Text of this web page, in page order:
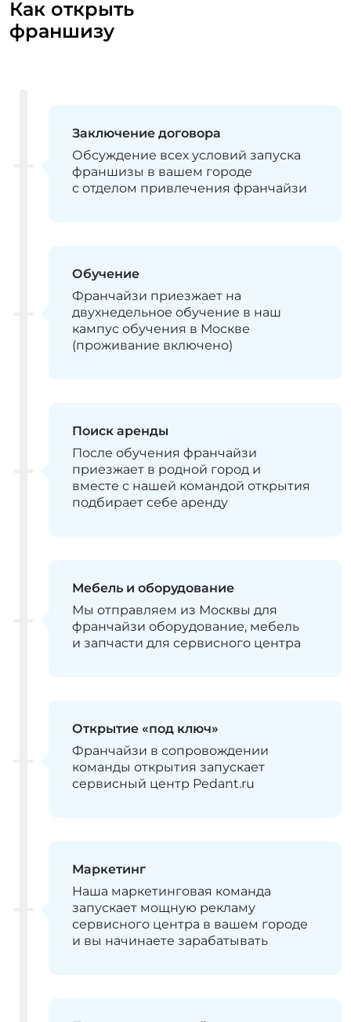
Как открыть
франшизу
Заключение договора
Обсуждение всех условий запуска
франшизы в вашем городе
с отделом привлечения франчайзи
Обучение
Франчайзи приезжает на
двухнедельное обучение в наш
кампус обучения в Москве
(проживание включено)
Поиск аренды
После обучения франчайзи
приезжает в родной город и
вместе с нашей командой открытия
подбирает себе аренду
Мебель и оборудование
Мы отправляем из Москвы для
франчайзи оборудование, мебель
и запчасти для сервисного центра
Открытие «под ключ»
Франчайзи в сопровождении
команды открытия запускает
сервисный центр Pedant.ru
Маркетинг
Наша маркетинговая команда
запускает мощную рекламу
сервисного центра в вашем городе
и вы начинаете зарабатывать